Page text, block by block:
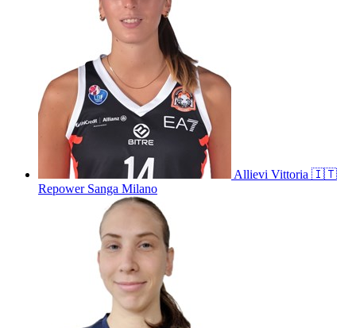
Allievi Vittoria 🇮🇹
Repower Sanga Milano